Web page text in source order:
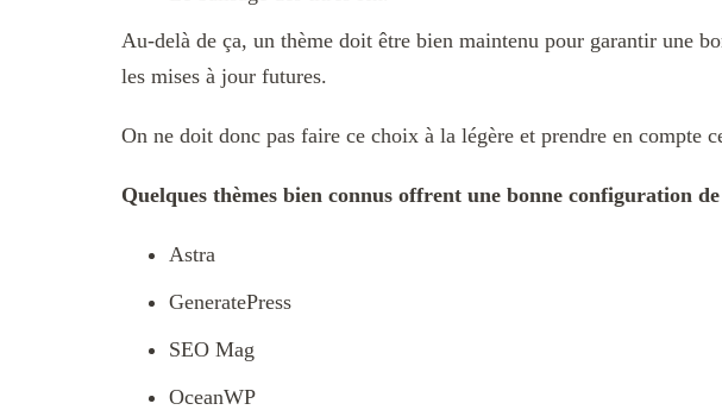
Au-delà de ça, un thème doit être bien maintenu pour garantir une
les mises à jour futures.
On ne doit donc pas faire ce choix à la légère et prendre en compte
Quelques thèmes bien connus offrent une bonne configuration
Astra
GeneratePress
SEO Mag
OceanWP